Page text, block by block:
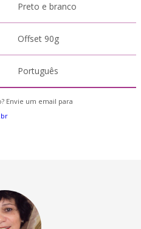
Preto e branco
Offset 90g
Português
Envie um email para